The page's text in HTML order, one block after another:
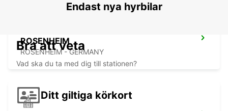
ROSENHEIM
ROSENHEIM - GERMANY
Endast nya hyrbilar
Bra att veta
Vad ska du ta med dig till stationen?
Ditt giltiga körkort